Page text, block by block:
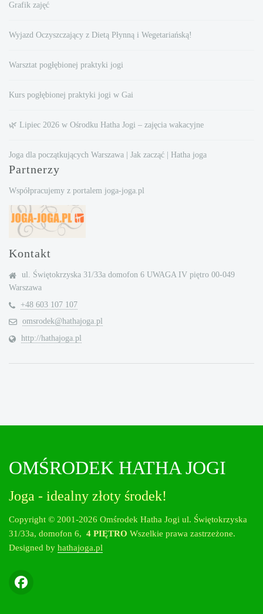
Grafik zajęć
Wyjazd Oczyszczający z Dietą Płynną i Wegetariańską!
Warsztat pogłębionej praktyki jogi
Kurs pogłębionej praktyki jogi w Gai
🌿 Lipiec 2026 w Ośrodku Hatha Jogi – zajęcia wakacyjne
Joga dla początkujących Warszawa | Jak zacząć | Hatha joga
Partnerzy
Współpracujemy z portalem joga-joga.pl
Kontakt
ul. Świętokrzyska 31/33a domofon 6 UWAGA IV piętro 00-049
Warszawa
+48 603 107 107
omsrodek@hathajoga.pl
http://hathajoga.pl
OMŚRODEK HATHA JOGI
Joga - idealny złoty środek!
Copyright © 2001-2026 Omśrodek Hatha Jogi ul. Świętokrzyska
31/33a, domofon 6, 4 PIĘTRO Wszelkie prawa zastrzeżone.
Designed by hathajoga.pl